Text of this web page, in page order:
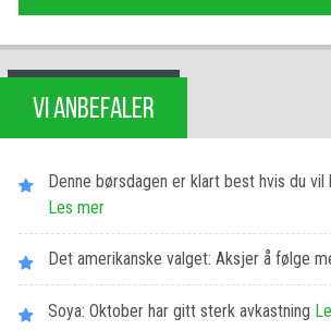
VI ANBEFALER
Denne børsdagen er klart best hvis du vil
Les​ ​mer
Det amerikanske valget: Aksjer å følge
Soya: Oktober har gitt sterk avkastning